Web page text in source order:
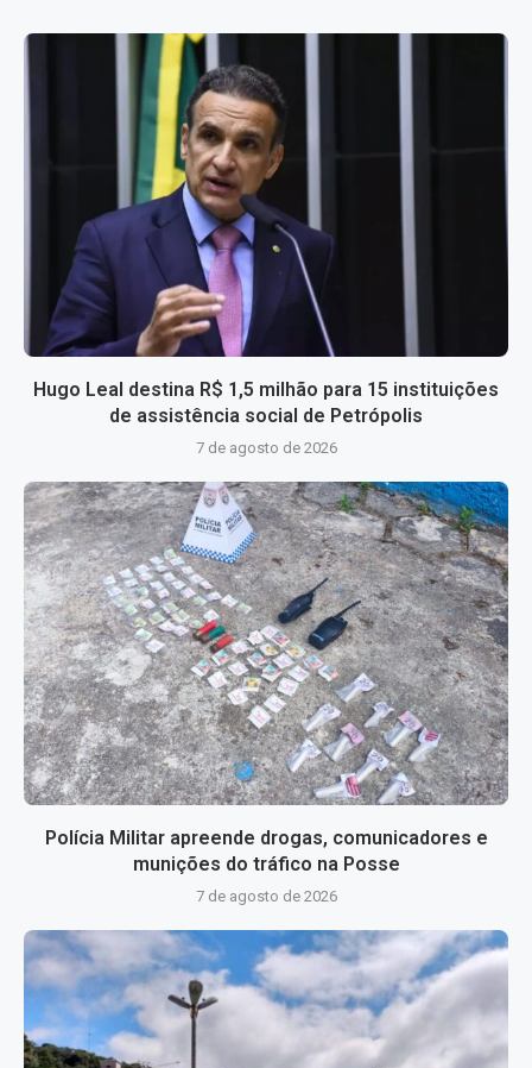
Hugo Leal destina R$ 1,5 milhão para 15 instituições
de assistência social de Petrópolis
7 de agosto de 2026
Polícia Militar apreende drogas, comunicadores e
munições do tráfico na Posse
7 de agosto de 2026